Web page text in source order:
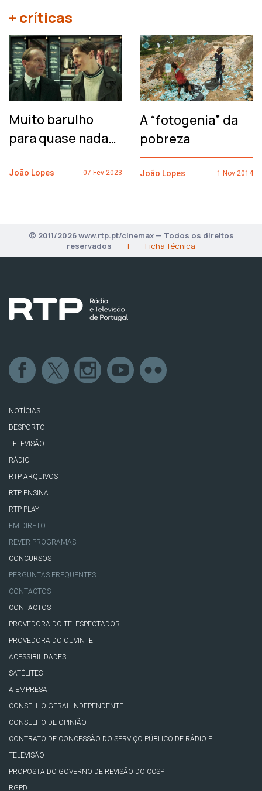
+ críticas
Muito barulho
para quase nada…
João Lopes 07 Fev 2023
A “fotogenia” da
pobreza
João Lopes 1 Nov 2014
© 2011/2026 www.rtp.pt/cinemax — Todos os direitos
reservados
| Ficha Técnica
NOTÍCIAS
DESPORTO
TELEVISÃO
RÁDIO
RTP ARQUIVOS
RTP ENSINA
RTP PLAY
EM DIRETO
REVER PROGRAMAS
CONCURSOS
PERGUNTAS FREQUENTES
CONTACTOS
CONTACTOS
PROVEDORA DO TELESPECTADOR
PROVEDORA DO OUVINTE
ACESSIBILIDADES
SATÉLITES
A EMPRESA
CONSELHO GERAL INDEPENDENTE
CONSELHO DE OPINIÃO
CONTRATO DE CONCESSÃO DO SERVIÇO PÚBLICO DE RÁDIO E
TELEVISÃO
PROPOSTA DO GOVERNO DE REVISÃO DO CCSP
RGPD